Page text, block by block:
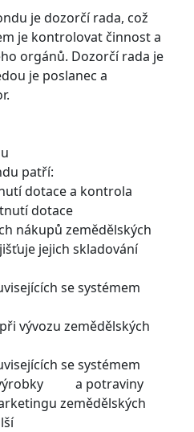
je dozorčí rada, což
je kontrolovat činnost a
orgánů. Dozorčí rada je
je poslanec a
patří:
dotace a kontrola
dotace
nákupů zemědělských
jejich skladování
se systémem
vývozu zemědělských
se systémem
výrobky a potraviny
zemědělských